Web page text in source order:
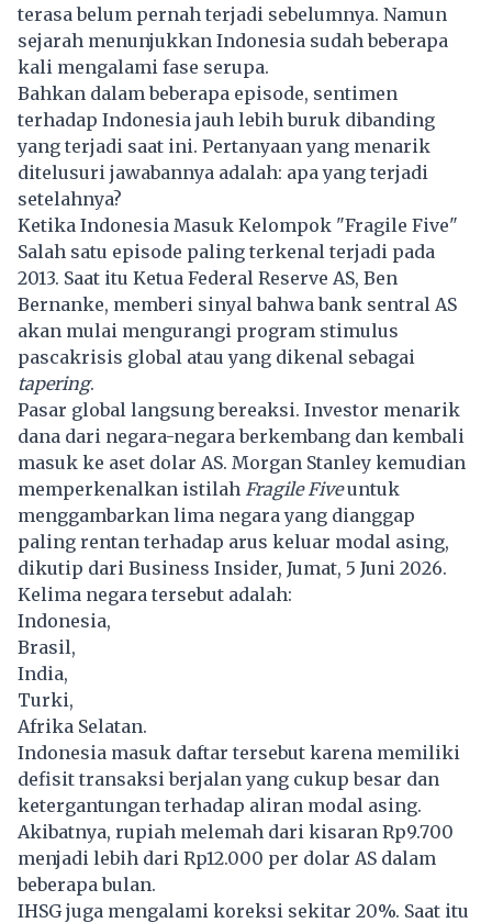
terasa belum pernah terjadi sebelumnya. Namun
sejarah menunjukkan Indonesia sudah beberapa
kali mengalami fase serupa.
Bahkan dalam beberapa episode, sentimen
terhadap Indonesia jauh lebih buruk dibanding
yang terjadi saat ini. Pertanyaan yang menarik
ditelusuri jawabannya adalah: apa yang terjadi
setelahnya?
Ketika Indonesia Masuk Kelompok "Fragile Five"
Salah satu episode paling terkenal terjadi pada
2013. Saat itu Ketua Federal Reserve AS, Ben
Bernanke, memberi sinyal bahwa bank sentral AS
akan mulai mengurangi program stimulus
pascakrisis global atau yang dikenal sebagai
tapering.
Pasar global langsung bereaksi. Investor menarik
dana dari negara-negara berkembang dan kembali
masuk ke aset dolar AS. Morgan Stanley kemudian
memperkenalkan istilah Fragile Fiveuntuk
menggambarkan lima negara yang dianggap
paling rentan terhadap arus keluar modal asing,
dikutip dari Business Insider, Jumat, 5 Juni 2026.
Kelima negara tersebut adalah:
Indonesia,
Brasil,
India,
Turki,
Afrika Selatan.
Indonesia masuk daftar tersebut karena memiliki
defisit transaksi berjalan yang cukup besar dan
ketergantungan terhadap aliran modal asing.
Akibatnya, rupiah melemah dari kisaran Rp9.700
menjadi lebih dari Rp12.000 per dolar AS dalam
beberapa bulan.
IHSG juga mengalami koreksi sekitar 20%. Saat itu